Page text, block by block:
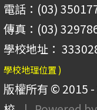
電話：(03)
傳真：(03)
學校地址：
學校地理位置 )
版權所有 © 2015